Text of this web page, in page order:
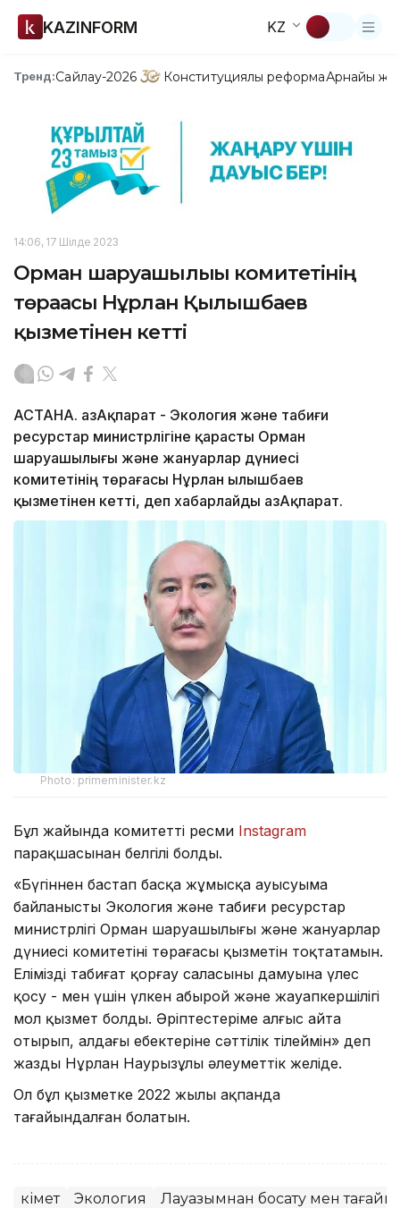
KAZINFORM KZ
Тренд:Сайлау-2026 Конституциялық реформаАрнайы
14:06, 17 Шілде 2023
Орман шаруашылығы комитетінің
төрағасы Нұрлан Қылышбаев
қызметінен кетті
АСТАНА. ҚазАқпарат - Экология және табиғи
ресурстар министрлігіне қарасты Орман
шаруашылығы және жануарлар дүниесі
комитетінің төрағасы Нұрлан Қылышбаев
қызметінен кетті, деп хабарлайды ҚазАқпарат.
Photo: primeminister.kz
Бұл жайында комитеттің ресми Instagram
парақшасынан белгілі болды.
«Бүгіннен бастап басқа жұмысқа ауысуыма
байланысты Экология және табиғи ресурстар
министрлігі Орман шаруашылығы және жануарлар
дүниесі комитетінің төрағасы қызметін тоқтатамын.
Еліміздің табиғат қорғау саласының дамуына үлес
қосу - мен үшін үлкен абырой және жауапкершілігі
мол қызмет болды. Әріптестеріме алғыс айта
отырып, алдағы еңбектеріне сәттілік тілеймін» деп
жазды Нұрлан Наурызұлы әлеуметтік желіде.
Ол бұл қызметке 2022 жылы ақпанда
тағайындалған болатын.
Үкімет Экология Лауазымнан босату мен